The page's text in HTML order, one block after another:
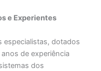
e Experientes
especialistas, dotados
de experiência
dos